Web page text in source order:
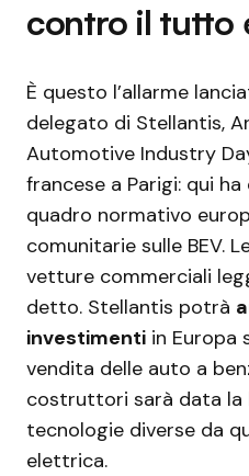
contro il tutto
È questo l’allarme
delegato di Stellantis,
Automotive Industry
francese a Parigi: qui
quadro normativo
comunitarie sulle BEV.
vetture commerciali
detto. Stellantis potrà
investimenti in Europa
vendita delle auto a
costruttori sarà data la
tecnologie diverse da
elettrica.